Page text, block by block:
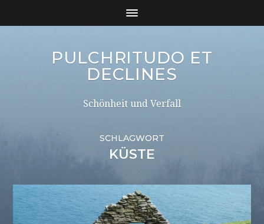
PULCHRITUDO ET
DECLINES
Schönheit und Verfall
SCHLAGWORT
KÜSTE